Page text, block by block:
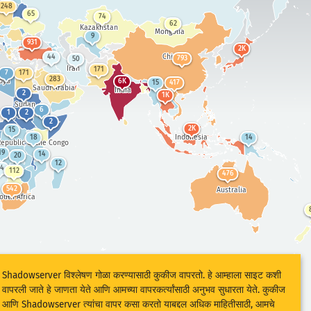
Indonesia
India
China
of the Congo
Africa
Kazakhstan Mongolia
Sudan
Iran
Saudi Arabia
Australia
476
112
15
1
793
171
6
2K
6K
44 50
2K
74
7
12
15
62
14
14
171
248
283
2
2
2
1K
931
18
65
9
417
542
20
Shadowserver विश्लेषण गोळा करण्यासाठी कुकीज वापरतो. हे आम्हाला साइट कशी
वापरली जाते हे जाणता येते आणि आमच्या वापरकर्त्यांसाठी अनुभव सुधारता येते. कुकीज
आणि Shadowserver त्यांचा वापर कसा करतो याबद्दल अधिक माहितीसाठी, आमचे